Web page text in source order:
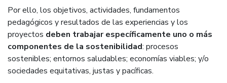
Por ello, los objetivos, actividades, fundamentos
pedagógicos y resultados de las experiencias y los
proyectos deben trabajar específicamente uno o más
componentes de la sostenibilidad: procesos
sostenibles; entornos saludables; economías viables; y/o
sociedades equitativas, justas y pacíficas.